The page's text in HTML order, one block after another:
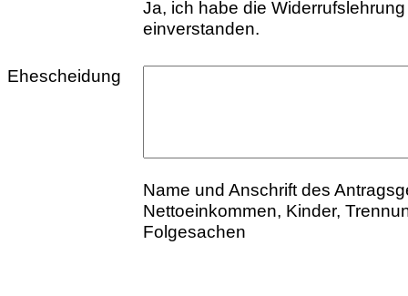
Ja, ich habe die
einverstanden.
Ehescheidung
Name und Anschrift des
Nettoeinkommen, Kinder,
Folgesachen